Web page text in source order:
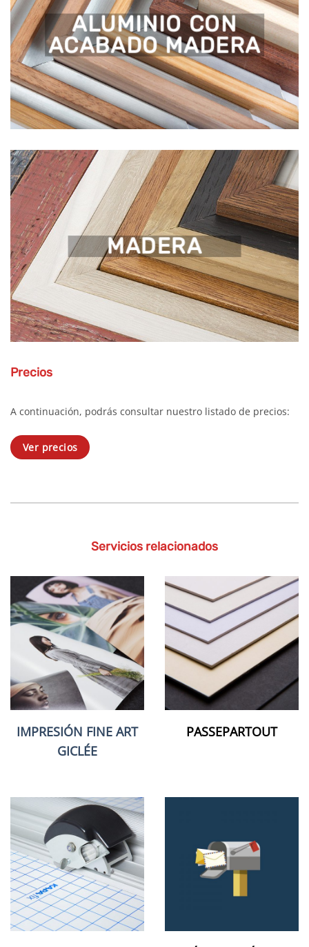
ALUMINIO CON
ACABADO MADERA
MADERA
Precios
A continuación, podrás consultar nuestro listado de precios:
Ver precios
Servicios relacionados
IMPRESIÓN FINE ART
GICLÉE
PASSEPARTOUT